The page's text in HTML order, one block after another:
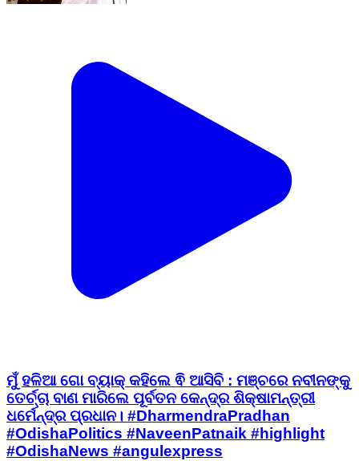
ମୁଁ ହଳିଆ ଗୋ ବ୍ୟାକ୍ କହିଲେ ଵି ଆସିବି : ମଞ୍ଚରେ ନବୀନଙ୍କୁ
ତେର୍ଚ୍ଚା ବାଣ ମାରିଲେ ପୂର୍ବତନ କେନ୍ଦ୍ର ଶିକ୍ଷାମନ୍ତ୍ରୀ
ଧର୍ମେନ୍ଦ୍ର ପ୍ରଧାନ। #DharmendraPradhan
#OdishaPolitics #NaveenPatnaik #highlight
#OdishaNews #angulexpress